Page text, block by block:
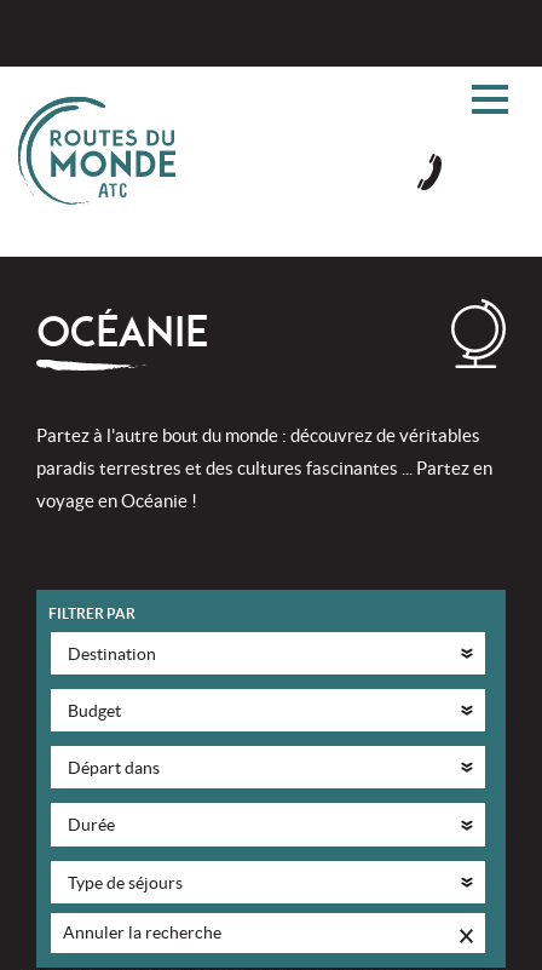
OCÉANIE
Partez à l'autre bout du monde : découvrez de véritables
paradis terrestres et des cultures fascinantes ... Partez en
voyage en Océanie !
FILTRER PAR
Annuler la recherche